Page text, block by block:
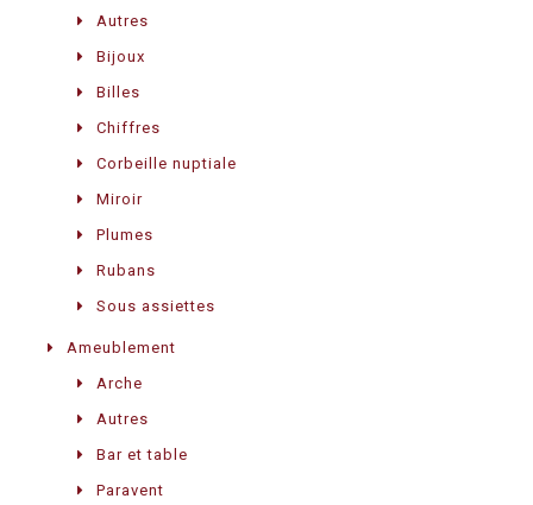
Autres
Bijoux
Billes
Chiffres
Corbeille nuptiale
Miroir
Plumes
Rubans
Sous assiettes
Ameublement
Arche
Autres
Bar et table
Paravent